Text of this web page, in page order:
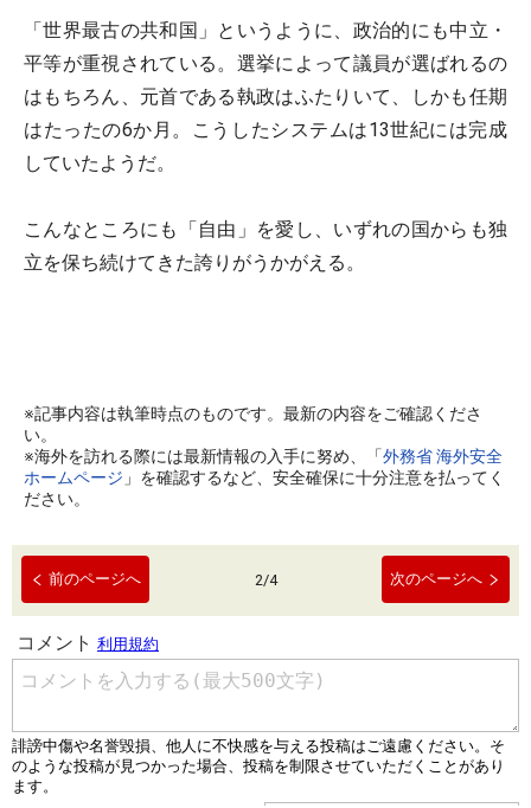
「世界最古の共和国」というように、政治的にも中立・
平等が重視されている。選挙によって議員が選ばれるの
はもちろん、元首である執政はふたりいて、しかも任期
はたったの6か月。こうしたシステムは13世紀には完成
していたようだ。
こんなところにも「自由」を愛し、いずれの国からも独
立を保ち続けてきた誇りがうかがえる。
※記事内容は執筆時点のものです。最新の内容をご確認くださ
い。
※海外を訪れる際には最新情報の入手に努め、「外務省 海外安全
ホームページ 」を確認するなど、安全確保に十分注意を払ってく
ださい。
前のページへ 2/4 次のページへ